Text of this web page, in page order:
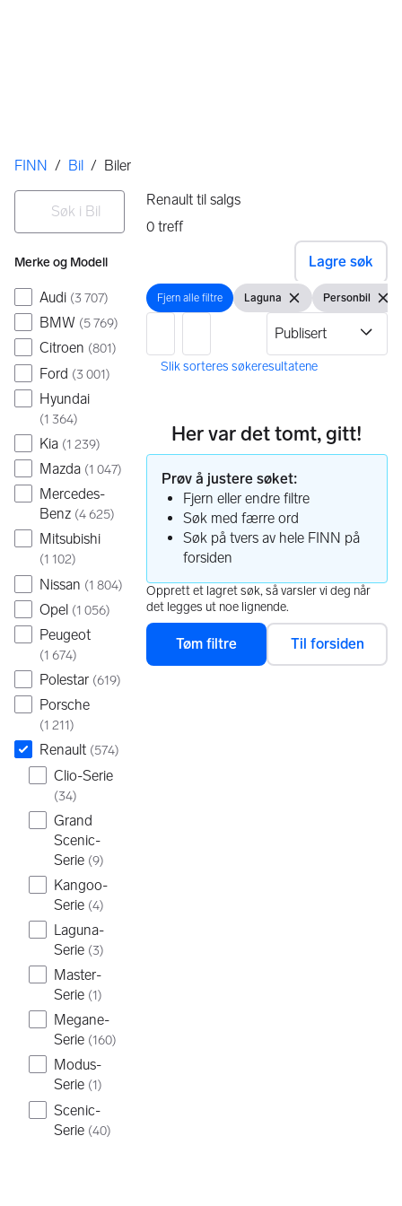
Her er du
FINN / Bil / Biler
Filtre
Søk i Bil
Merke og Modell
Audi (3 707)
BMW (5 769)
Citroen (801)
Ford (3 001)
Hyundai
(1 364)
Kia (1 239)
Mazda (1 047)
Mercedes-
Benz (4 625)
Mitsubishi
(1 102)
Nissan (1 804)
Opel (1 056)
Peugeot
(1 674)
Polestar (619)
Porsche
(1 211)
Renault (574)
Clio-Serie
(34)
Grand
Scenic-
Serie (9)
Kangoo-
Serie (4)
Laguna-
Serie (3)
Master-
Serie (1)
Megane-
Serie (160)
Modus-
Serie (1)
Scenic-
Serie (40)
Renault til salgs
0treff
Lagre søk
Fjern alle filtre
Fjern alle filtre Vis filter
Laguna Fjern filteret
Vis filter
Personbil
Her var det tomt, gitt!
Prøv å justere søket:
Fjern eller endre filtre
Søk med færre ord
Søk på tvers av hele FINN på
forsiden
Opprett et lagret søk, så varsler vi deg når
det legges ut noe lignende.
Tøm filtre Til forsiden